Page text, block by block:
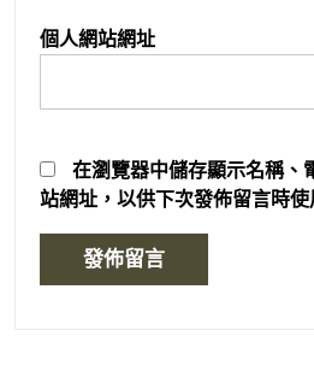
個人網站網址
在瀏覽器中儲存顯示名稱、
站網址，以供下次發佈留言時使